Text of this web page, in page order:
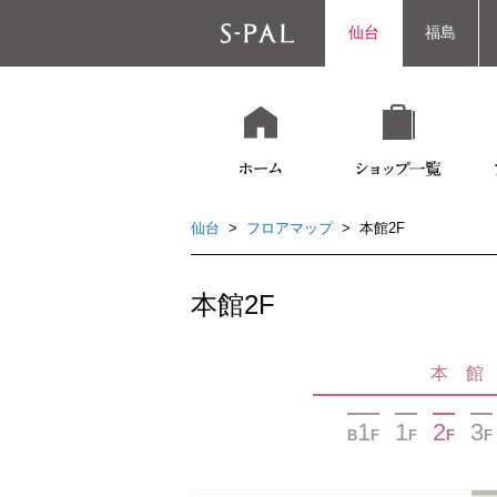
仙台 福島
仙台 > フロアマップ> 本館2F
本館2F
本 館
B1 F 1 F 2 F 3 F